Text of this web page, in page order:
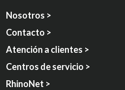
Nosotros >
Contacto >
Atención a clientes >
Centros de servicio >
RhinoNet >